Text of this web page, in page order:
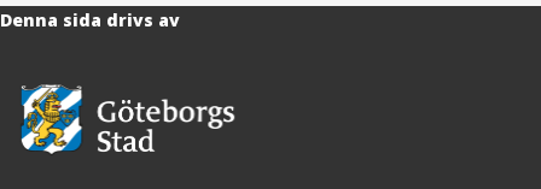
Denna sida drivs av